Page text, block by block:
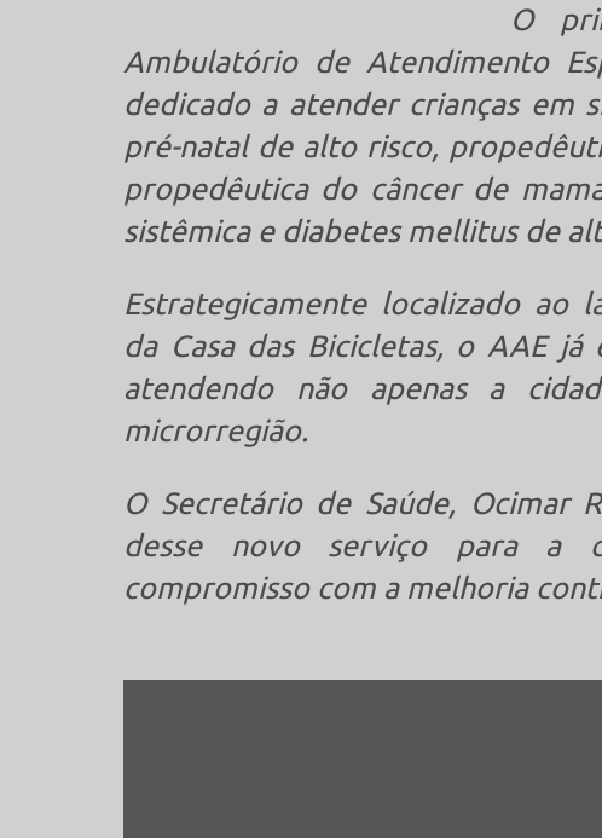
O
Ambulatório de Atendimento
dedicado a atender crianças em
pré-natal de alto risco,
propedêutica do câncer de
sistêmica e diabetes mellitus de
Estrategicamente localizado ao
da Casa das Bicicletas, o AAE
atendendo não apenas a
microrregião.
O Secretário de Saúde, Ocimar
desse novo serviço para a
compromisso com a melhoria